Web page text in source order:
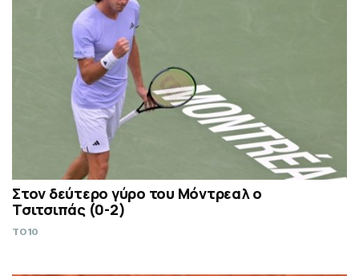
Στον δεύτερο γύρο του Μόντρεαλ ο
Τσιτσιπάς (0-2)
TO10